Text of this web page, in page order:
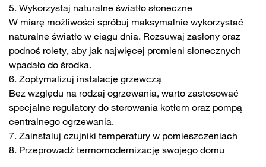
5. Wykorzystaj naturalne światło słoneczne
W miarę możliwości spróbuj maksymalnie wykorzystać
naturalne światło w ciągu dnia. Rozsuwaj zasłony oraz
podnoś rolety, aby jak najwięcej promieni słonecznych
wpadało do środka.
6. Zoptymalizuj instalację grzewczą
Bez względu na rodzaj ogrzewania, warto zastosować
specjalne regulatory do sterowania kotłem oraz pompą
centralnego ogrzewania.
7. Zainstaluj czujniki temperatury w pomieszczeniach
8. Przeprowadź termomodernizację swojego domu